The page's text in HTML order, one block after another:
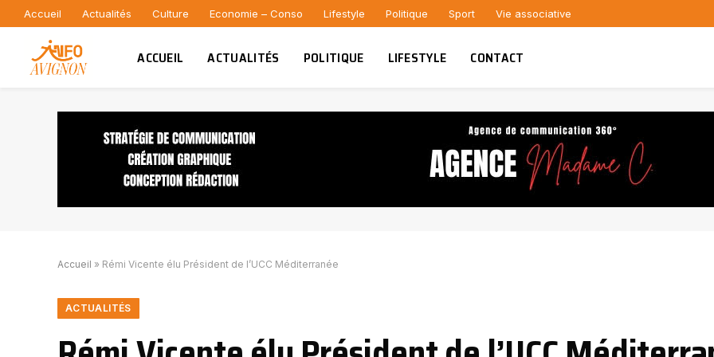
Accueil Actualités Culture Economie – Conso Lifestyle Politique Sport Vie associative
ACCUEIL ACTUALITÉS POLITIQUE LIFESTYLE CONTACT
Accueil » Rémi Vicente élu Président de l’UCC Méditerranée
ACTUALITÉS